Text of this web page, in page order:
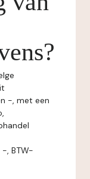
-, met een
, BTW-